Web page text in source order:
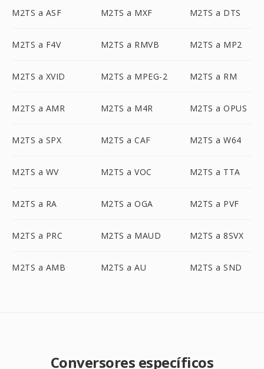
M2TS a ASF M2TS a MXF M2TS a DTS
M2TS a F4V M2TS a RMVB M2TS a MP2
M2TS a XVID M2TS a MPEG-2 M2TS a RM
M2TS a AMR M2TS a M4R M2TS a OPUS
M2TS a SPX M2TS a CAF M2TS a W64
M2TS a WV M2TS a VOC M2TS a TTA
M2TS a RA M2TS a OGA M2TS a PVF
M2TS a PRC M2TS a MAUD M2TS a 8SVX
M2TS a AMB M2TS a AU M2TS a SND
Conversores específicos